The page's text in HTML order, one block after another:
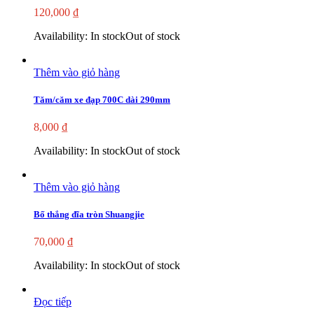
120,000 ₫
Availability: In stockOut of stock
Thêm vào giỏ hàng
Tăm/căm xe đạp 700C dài 290mm
8,000 ₫
Availability: In stockOut of stock
Thêm vào giỏ hàng
Bố thắng đĩa tròn Shuangjie
70,000 ₫
Availability: In stockOut of stock
Đọc tiếp